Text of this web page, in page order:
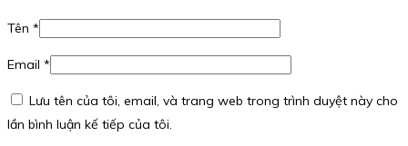
Tên *
Email *
Lưu tên của tôi, email, và trang web trong trình duyệt này cho
lần bình luận kế tiếp của tôi.